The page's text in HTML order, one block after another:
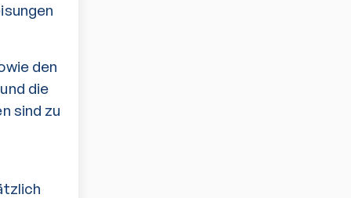
den
die
sind zu